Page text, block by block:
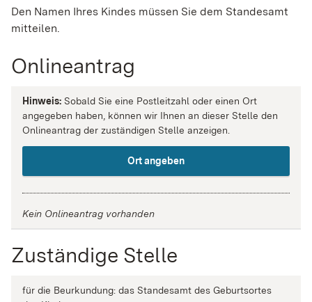
Den Namen Ihres Kindes müssen Sie dem Standesamt
mitteilen.
Onlineantrag
Hinweis: Sobald Sie eine Postleitzahl oder einen Ort
angegeben haben, können wir Ihnen an dieser Stelle den
Onlineantrag der zuständigen Stelle anzeigen.
Ort angeben
Kein Onlineantrag vorhanden
Zuständige Stelle
für die Beurkundung: das Standesamt des Geburtsortes